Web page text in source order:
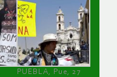
PUEBLA, Pue, 27